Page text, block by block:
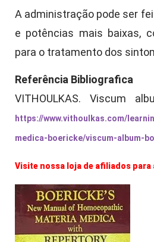
A administração pode ser
e potências mais baixas,
para o tratamento dos
Referência Bibliografica
VITHOULKAS. Viscum
https://www.vithoulkas.com/
medica-boericke/viscum-album-
Visite nossa loja de afiliados